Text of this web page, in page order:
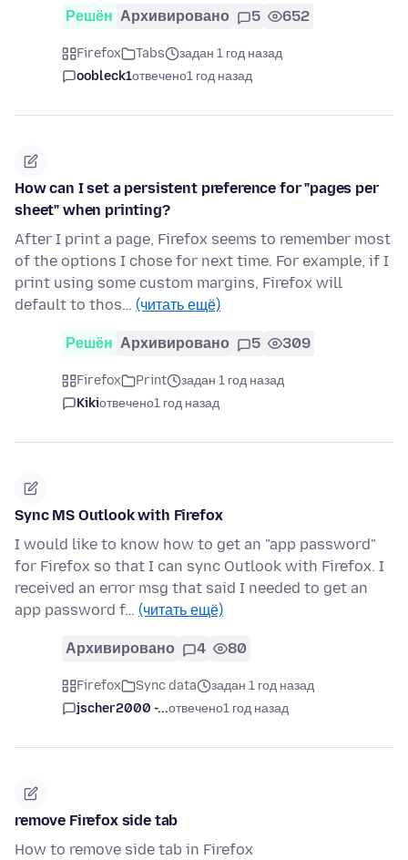
Решён Архивировано 5 652
Firefox Tabs
задан 1 год назад
oobleck1отвечено1 год назад
How can I set a persistent preference for "pages per
sheet" when printing?
After I print a page, Firefox seems to remember most
of the options I chose for next time. For example, if I
print using some custom margins, Firefox will
default to thos… (читать ещё)
Решён Архивировано 5 309
Firefox Print
задан 1 год назад
Kikiотвечено1 год назад
Sync MS Outlook with Firefox
I would like to know how to get an "app password"
for Firefox so that I can sync Outlook with Firefox. I
received an error msg that said I needed to get an
app password f… (читать ещё)
Архивировано 4 80
Firefox Sync data
задан 1 год назад
jscher2000 -...отвечено1 год назад
remove Firefox side tab
How to remove side tab in Firefox